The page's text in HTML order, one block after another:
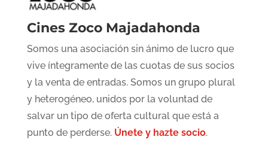
Cines Zoco Majadahonda
Somos una asociación sin ánimo de lucro que
vive íntegramente de las cuotas de sus socios
y la venta de entradas. Somos un grupo plural
y heterogéneo, unidos por la voluntad de
salvar un tipo de oferta cultural que está a
punto de perderse. Únete y hazte socio.